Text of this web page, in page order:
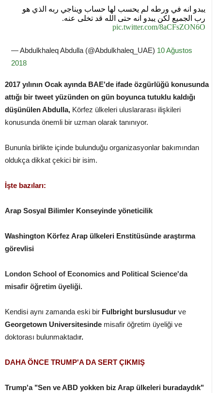
يبدو انه في ورطه لم يحسب لها حساب ويناجي ربه الذي هو
رب الجميع لكن يبدو انه حتى الله قد تخلى عنه.
pic.twitter.com/8aCFsZON6O
— Abdulkhaleq Abdulla (@Abdulkhaleq_UAE) 10 Ağustos
2018
2017 yılının Ocak ayında BAE'de ifade özgürlüğü konusunda
attığı bir tweet yüzünden on gün boyunca tutuklu kaldığı
düşünülen Abdulla, Körfez ülkeleri uluslararası ilişkileri
konusunda önemli bir uzman olarak tanınıyor.
Bununla birlikte içinde bulunduğu organizasyonlar bakımından
oldukça dikkat çekici bir isim.
İşte bazıları:
Arap Sosyal Bilimler Konseyinde yöneticilik
Washington Körfez Arap ülkeleri Enstitüsünde araştırma
görevlisi
London School of Economics and Political Science'da
misafir öğretim üyeliği.
Kendisi aynı zamanda eski bir Fulbright burslusudur ve
Georgetown Universitesinde misafir öğretim üyeliği ve
doktorası bulunmaktadır.
DAHA ÖNCE TRUMP'A DA SERT ÇIKMIŞ
Trump'a "Sen ve ABD yokken biz Arap ülkeleri buradaydık"